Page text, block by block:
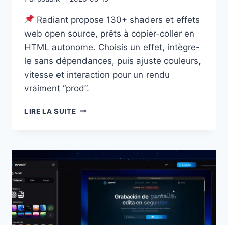
Radiant propose 130+ shaders et effets
web open source, prêts à copier-coller en
HTML autonome. Choisis un effet, intègre-
le sans dépendances, puis ajuste couleurs,
vitesse et interaction pour un rendu
vraiment “prod”.
LIRE LA SUITERADIANT
ET
EFFETS
WEB
PRÊTS
PROD